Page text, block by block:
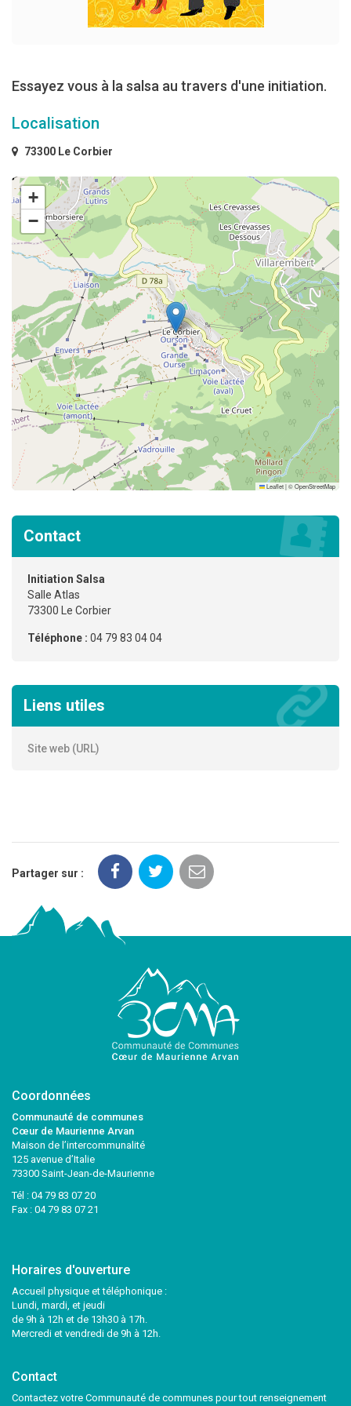
Essayez vous à la salsa au travers d'une initiation.
Localisation
73300 Le Corbier
+
−
Leaflet|©OpenStreetMap
Contact
Initiation Salsa
Salle Atlas
73300 Le Corbier
Téléphone : 04 79 83 04 04
Liens utiles
Site web (URL)
Partager sur :
Coordonnées
Communauté de communes
Cœur de Maurienne Arvan
Maison de l’intercommunalité
125 avenue d’Italie
73300 Saint-Jean-de-Maurienne
Tél : 04 79 83 07 20
Fax : 04 79 83 07 21
Horaires d'ouverture
Accueil physique et téléphonique :
Lundi, mardi, et jeudi
de 9h à 12h et de 13h30 à 17h.
Mercredi et vendredi de 9h à 12h.
Contact
Contactez votre Communauté de communes pour tout renseignement